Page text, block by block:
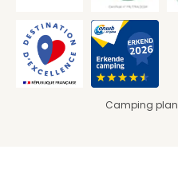
Camping plan